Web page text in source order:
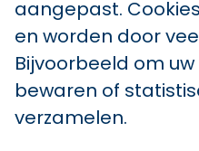
aangepast.
en worden door
Bijvoorbeeld om
bewaren of
verzamelen.